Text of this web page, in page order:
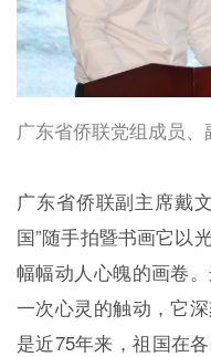
广东省侨联党组成员
广东省侨联副主席戴
国”随手拍暨书画它以
幅幅动人心魄的画卷
一次心灵的触动，它
是近75年来，祖国在